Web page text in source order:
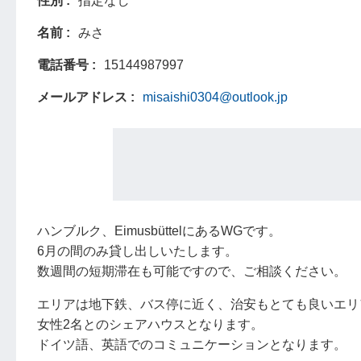
名前 みさ
電話番号 15144987997
メールアドレス misaishi0304@outlook.jp
ハンブルク、EimusbüttelにあるWGです。
6月の間のみ貸し出しいたします。
数週間の短期滞在も可能ですので、ご相談ください。
エリアは地下鉄、バス停に近く、治安もとても良いエ
女性2名とのシェアハウスとなります。
ドイツ語、英語でのコミュニケーションとなります。